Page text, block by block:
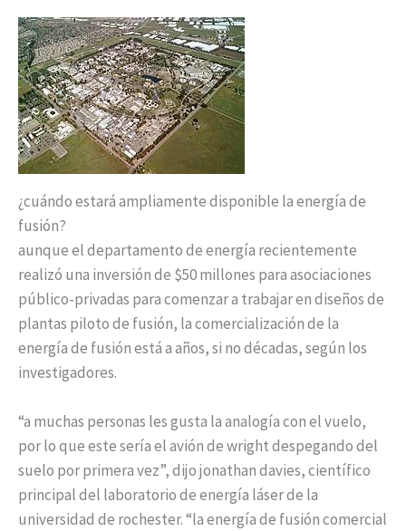
¿cuándo estará ampliamente disponible la energía de
fusión?
aunque el departamento de energía recientemente
realizó una inversión de $50 millones para asociaciones
público-privadas para comenzar a trabajar en diseños de
plantas piloto de fusión, la comercialización de la
energía de fusión está a años, si no décadas, según los
investigadores.
“a muchas personas les gusta la analogía con el vuelo,
por lo que este sería el avión de wright despegando del
suelo por primera vez”, dijo jonathan davies, científico
principal del laboratorio de energía láser de la
universidad de rochester. “la energía de fusión comercial